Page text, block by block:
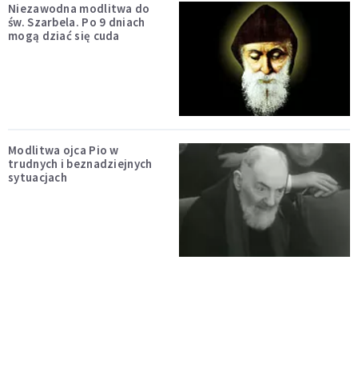
Niezawodna modlitwa do
św. Szarbela. Po 9 dniach
mogą dziać się cuda
Modlitwa ojca Pio w
trudnych i beznadziejnych
sytuacjach